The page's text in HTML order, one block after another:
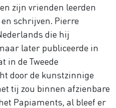
zijn vrienden leerden
schrijven. Pierre
die hij
later publiceerde in
in de Tweede
door de kunstzinnige
tij zou binnen afzienbare
Papiaments, al bleef er